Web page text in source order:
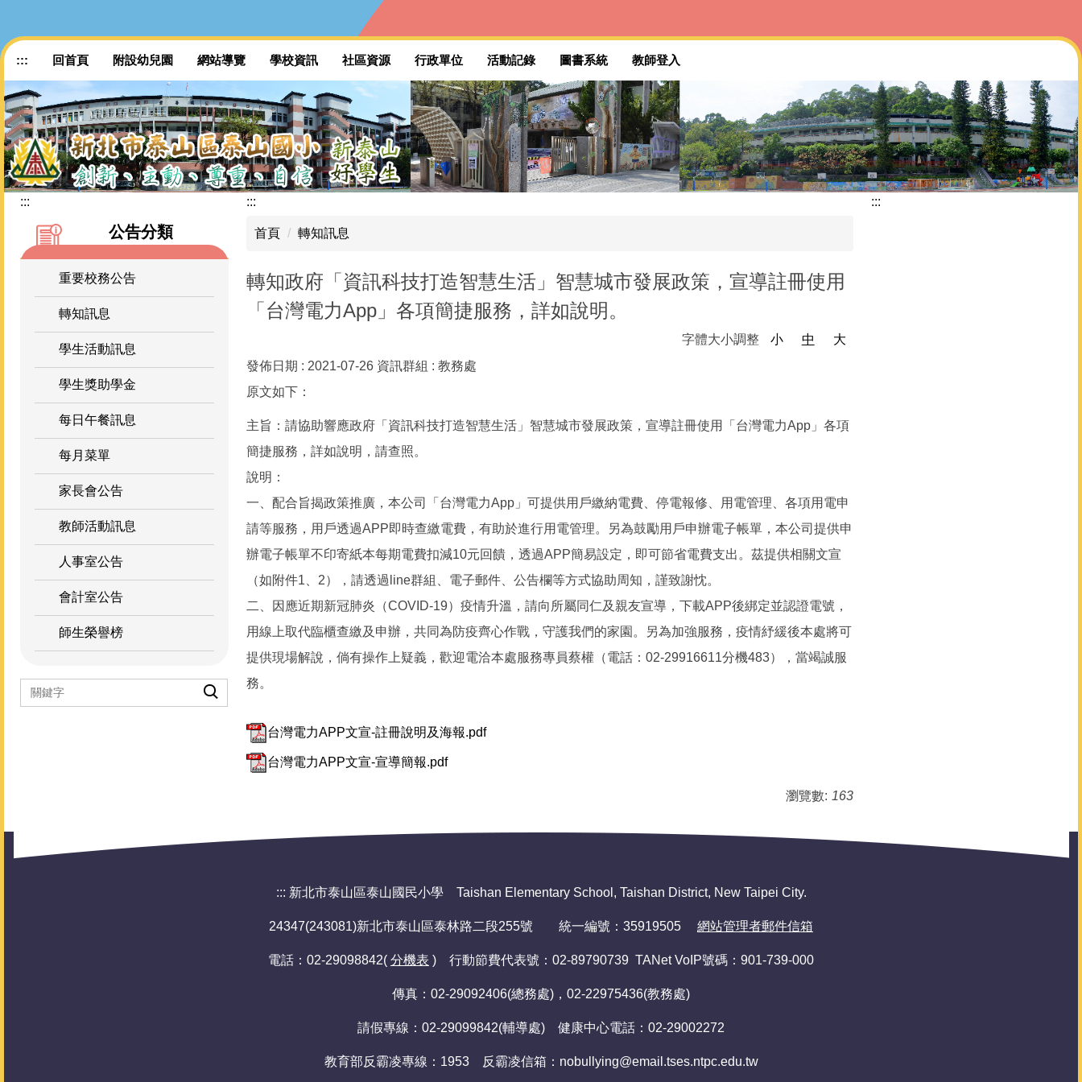
主
內
容
區
::: 回首頁 附設幼兒園 網站導覽 學校資訊 社區資源 行政單位 活動記錄 圖書系統 教師登入
:::
公告分類
重要校務公告
轉知訊息
學生活動訊息
學生獎助學金
每日午餐訊息
每月菜單
家長會公告
教師活動訊息
人事室公告
會計室公告
師生榮譽榜
:::
首頁 轉知訊息
轉知政府「資訊科技打造智慧生活」智慧城市發展政策，宣導註冊使用
「台灣電力App」各項簡捷服務，詳如說明。
字體大小調整 小 中
大
發佈日期 : 2021-07-26 資訊群組 : 教務處
原文如下：
主旨：請協助響應政府「資訊科技打造智慧生活」智慧城市發展政策，宣導註冊使用「台灣電力App」各項
簡捷服務，詳如說明，請查照。
說明：
一、配合旨揭政策推廣，本公司「台灣電力App」可提供用戶繳納電費、停電報修、用電管理、各項用電申
請等服務，用戶透過APP即時查繳電費，有助於進行用電管理。另為鼓勵用戶申辦電子帳單，本公司提供申
辦電子帳單不印寄紙本每期電費扣減10元回饋，透過APP簡易設定，即可節省電費支出。茲提供相關文宣
（如附件1、2），請透過line群組、電子郵件、公告欄等方式協助周知，謹致謝忱。
二、因應近期新冠肺炎（COVID-19）疫情升溫，請向所屬同仁及親友宣導，下載APP後綁定並認證電號，
用線上取代臨櫃查繳及申辦，共同為防疫齊心作戰，守護我們的家園。另為加強服務，疫情紓緩後本處將可
提供現場解說，倘有操作上疑義，歡迎電洽本處服務專員蔡權（電話：02-29916611分機483），當竭誠服
務。
台灣電力APP文宣-註冊說明及海報.pdf
台灣電力APP文宣-宣導簡報.pdf
瀏覽數: 163
:::
::: 新北市泰山區泰山國民小學 Taishan Elementary School, Taishan District, New Taipei City.
24347(243081)新北市泰山區泰林路二段255號 統一編號：35919505 網站管理者郵件信箱
電話：02-29098842( 分機表 ) 行動節費代表號：02-89790739 TANet VoIP號碼：901-739-000
傳真：02-29092406(總務處)，02-22975436(教務處)
請假專線：02-29099842(輔導處) 健康中心電話：02-29002272
教育部反霸凌專線：1953 反霸凌信箱： nobullying@email.tses.ntpc.edu.tw